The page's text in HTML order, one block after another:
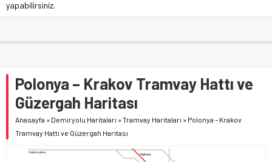
yapabilirsiniz.
Polonya – Krakov Tramvay Hattı ve
Güzergah Haritası
Anasayfa » Demiryolu Haritaları »Tramvay Haritaları » Polonya – Krakov
Tramvay Hattı ve Güzergah Haritası